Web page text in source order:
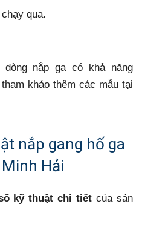
qua.
dòng nắp ga có khả năng
khảo thêm các mẫu tại
nắp gang hố ga
Hải
kỹ thuật chi tiết của sản